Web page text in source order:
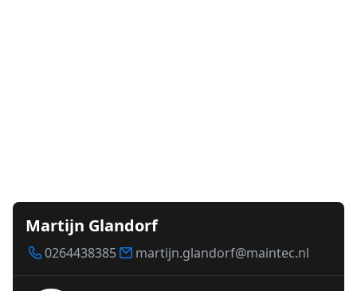
Martijn Glandorf
0264438385 martijn.glandorf@maintec.nl